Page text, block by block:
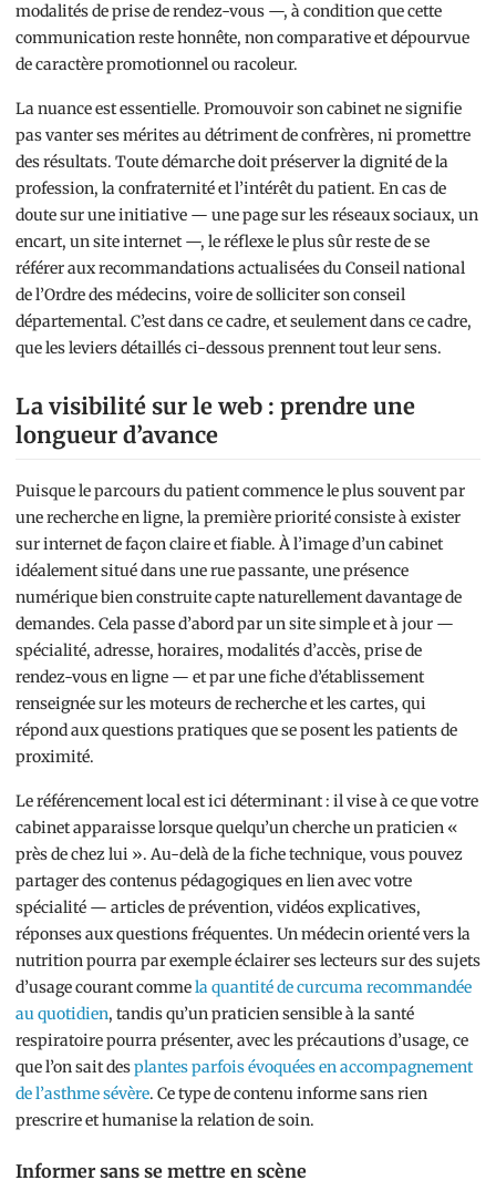
modalités de prise de rendez-vous —, à condition que cette
communication reste honnête, non comparative et dépourvue
de caractère promotionnel ou racoleur.
La nuance est essentielle. Promouvoir son cabinet ne signifie
pas vanter ses mérites au détriment de confrères, ni promettre
des résultats. Toute démarche doit préserver la dignité de la
profession, la confraternité et l’intérêt du patient. En cas de
doute sur une initiative — une page sur les réseaux sociaux, un
encart, un site internet —, le réflexe le plus sûr reste de se
référer aux recommandations actualisées du Conseil national
de l’Ordre des médecins, voire de solliciter son conseil
départemental. C’est dans ce cadre, et seulement dans ce cadre,
que les leviers détaillés ci-dessous prennent tout leur sens.
La visibilité sur le web : prendre une
longueur d’avance
Puisque le parcours du patient commence le plus souvent par
une recherche en ligne, la première priorité consiste à exister
sur internet de façon claire et fiable. À l’image d’un cabinet
idéalement situé dans une rue passante, une présence
numérique bien construite capte naturellement davantage de
demandes. Cela passe d’abord par un site simple et à jour —
spécialité, adresse, horaires, modalités d’accès, prise de
rendez-vous en ligne — et par une fiche d’établissement
renseignée sur les moteurs de recherche et les cartes, qui
répond aux questions pratiques que se posent les patients de
proximité.
Le référencement local est ici déterminant : il vise à ce que votre
cabinet apparaisse lorsque quelqu’un cherche un praticien «
près de chez lui ». Au-delà de la fiche technique, vous pouvez
partager des contenus pédagogiques en lien avec votre
spécialité — articles de prévention, vidéos explicatives,
réponses aux questions fréquentes. Un médecin orienté vers la
nutrition pourra par exemple éclairer ses lecteurs sur des sujets
d’usage courant commela quantité de curcuma recommandée
au quotidien, tandis qu’un praticien sensible à la santé
respiratoire pourra présenter, avec les précautions d’usage, ce
que l’on sait desplantes parfois évoquées en accompagnement
de l’asthme sévère. Ce type de contenu informe sans rien
prescrire et humanise la relation de soin.
Informer sans se mettre en scène